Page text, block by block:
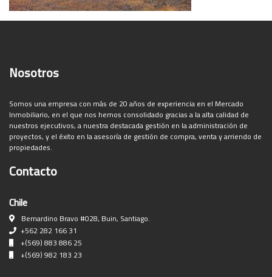
Nosotros
Somos una empresa con más de 20 años de experiencia en el Mercado
Inmobiliario, en el que nos hemos consolidado gracias a la alta calidad de
nuestros ejecutivos, a nuestra destacada gestión en la administración de
proyectos, y el éxito en la asesoría de gestión de compra, venta y arriendo de
propiedades.
Contacto
Chile
Bernardino Bravo #028, Buin, Santiago.
+562 282 166 31
+(569) 883 886 25
+(569) 982 183 23